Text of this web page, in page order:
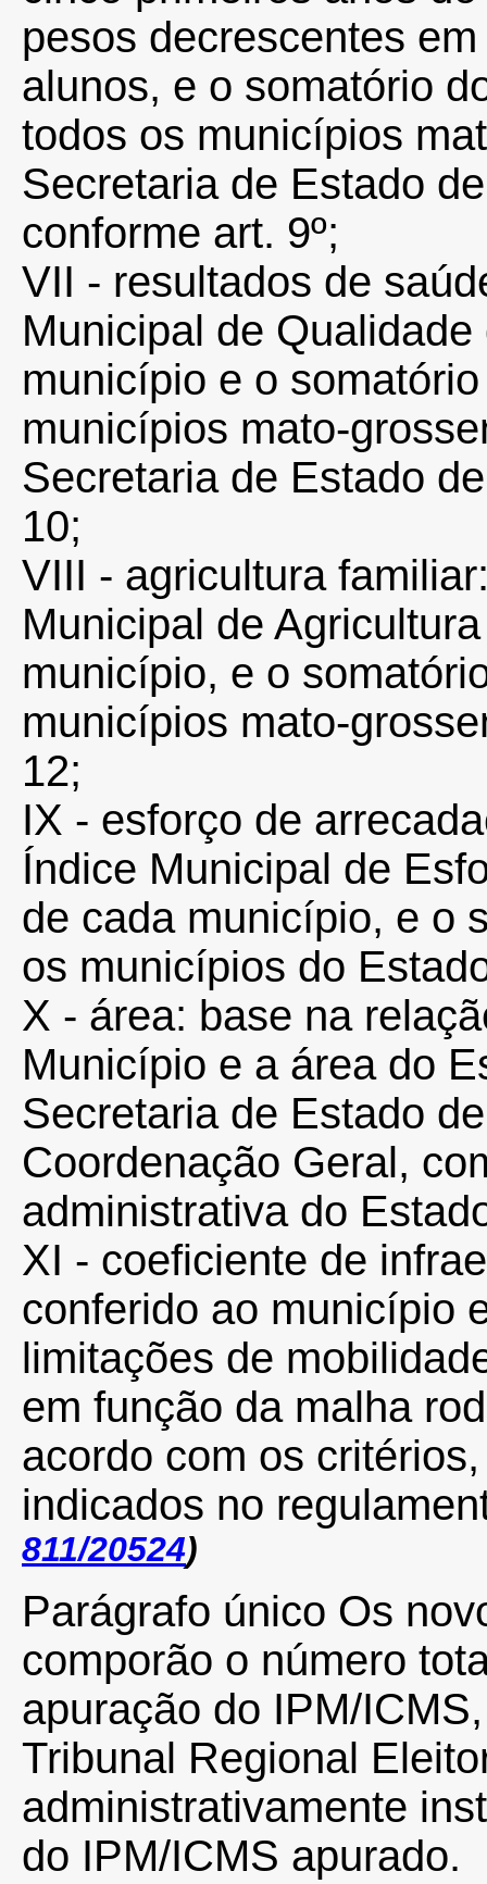
pesos decrescentes
alunos, e o somatório
todos os municípios
Secretaria de Estado
conforme art. 9º;
VII - resultados de
Municipal de
município e o
municípios mato-
Secretaria de Estado
10;
VIII - agricultura
Municipal de
município, e o
municípios mato-
12;
IX - esforço de
Índice Municipal de
de cada município, e o
os municípios do
X - área: base na
Município e a área do
Secretaria de Estado
Coordenação Geral,
administrativa do
XI - coeficiente de
conferido ao município
limitações de
em função da malha
acordo com os
indicados no
811/20524)
Parágrafo único Os
comporão o número
apuração do IPM/
Tribunal Regional
administrativamente
do IPM/ICMS apurado.